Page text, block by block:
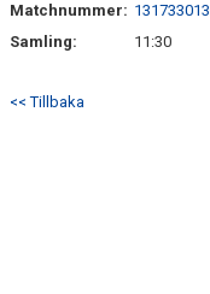
Matchnummer: 131733013
Samling:
11:30
<< Tillbaka